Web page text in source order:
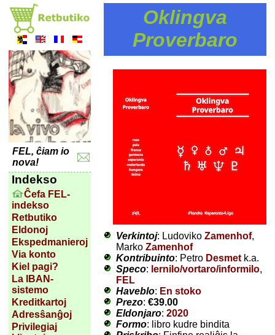
FEL, ĉiam io
nova!
Indekso
Ĉefa FEL-
indekso
Retbutiko
Eldonoj
Ekspedmanieroj
Via konto
Kiel pagi?
La IBAN-
sistemo
Kreditkartoj
Adresŝanĝoj
Privilegiaj
Oklingva
Proverbaro
Verkintoj: Ludoviko Zamenhof,
Marko Zamenhof
Kontribuinto: Petro Desmetk.a.
Speco: lernilo/vortaro/informilo,
FEL
Haveblo: En stoko
Prezo: €39.00
Eldonjaro: 2020
Formo: libro kudre bindita